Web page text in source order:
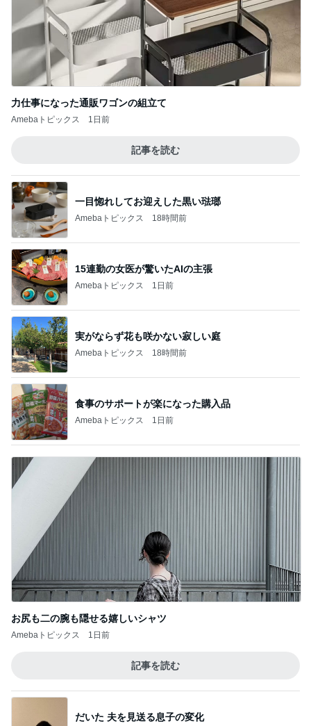
力仕事になった通販ワゴンの組立て
Amebaトピックス 1日前
記事を読む
一目惚れしてお迎えした黒い琺瑯
Amebaトピックス 18時間前
15連勤の女医が驚いたAIの主張
Amebaトピックス 1日前
実がならず花も咲かない寂しい庭
Amebaトピックス 18時間前
食事のサポートが楽になった購入品
Amebaトピックス 1日前
お尻も二の腕も隠せる嬉しいシャツ
Amebaトピックス 1日前
記事を読む
だいた 夫を見送る息子の変化